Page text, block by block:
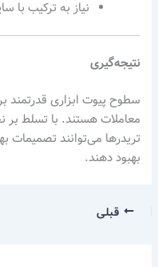
نیاز به ترکیب با
نتیجه‌گیری
سطوح پیوت ابزاری قدرتمند
معاملات هستند. با تسلط بر
تریدرها می‌توانند تصمیمات
بهبود دهند.
قبلی